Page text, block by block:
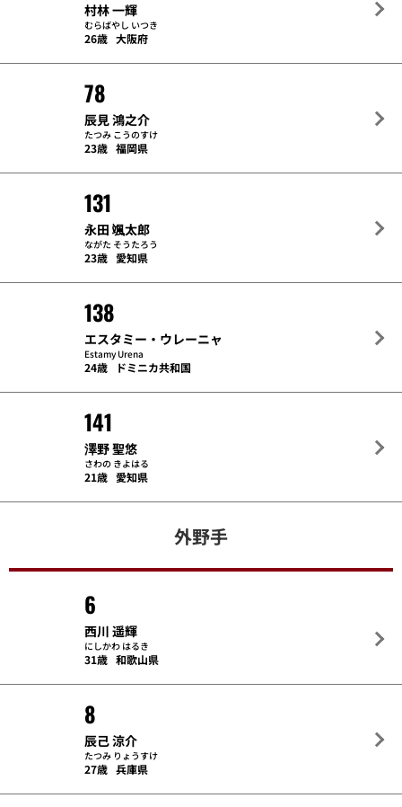
村林 一輝
むらばやし いつき
26歳 大阪府
78
辰見 鴻之介
たつみ こうのすけ
23歳 福岡県
131
永田 颯太郎
ながた そうたろう
23歳 愛知県
138
エスタミー・ウレーニャ
Estamy Urena
24歳 ドミニカ共和国
141
澤野 聖悠
さわの きよはる
21歳 愛知県
外野手
6
西川 遥輝
にしかわ はるき
31歳 和歌山県
8
辰己 涼介
たつみ りょうすけ
27歳 兵庫県